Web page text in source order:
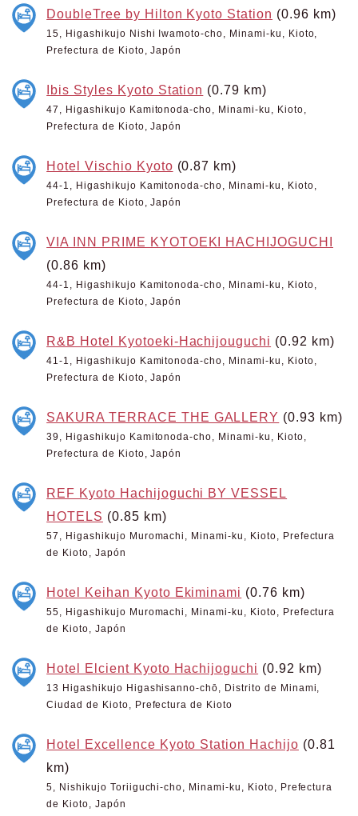
DoubleTree by Hilton Kyoto Station (0.96 km)
15, Higashikujo Nishi Iwamoto-cho, Minami-ku, Kioto,
Prefectura de Kioto, Japón
Ibis Styles Kyoto Station (0.79 km)
47, Higashikujo Kamitonoda-cho, Minami-ku, Kioto,
Prefectura de Kioto, Japón
Hotel Vischio Kyoto (0.87 km)
44-1, Higashikujo Kamitonoda-cho, Minami-ku, Kioto,
Prefectura de Kioto, Japón
VIA INN PRIME KYOTOEKI HACHIJOGUCHI
(0.86 km)
44-1, Higashikujo Kamitonoda-cho, Minami-ku, Kioto,
Prefectura de Kioto, Japón
R&B Hotel Kyotoeki-Hachijouguchi (0.92 km)
41-1, Higashikujo Kamitonoda-cho, Minami-ku, Kioto,
Prefectura de Kioto, Japón
SAKURA TERRACE THE GALLERY (0.93 km)
39, Higashikujo Kamitonoda-cho, Minami-ku, Kioto,
Prefectura de Kioto, Japón
REF Kyoto Hachijoguchi BY VESSEL
HOTELS (0.85 km)
57, Higashikujo Muromachi, Minami-ku, Kioto, Prefectura
de Kioto, Japón
Hotel Keihan Kyoto Ekiminami (0.76 km)
55, Higashikujo Muromachi, Minami-ku, Kioto, Prefectura
de Kioto, Japón
Hotel Elcient Kyoto Hachijoguchi (0.92 km)
13 Higashikujo Higashisanno-chō, Distrito de Minami,
Ciudad de Kioto, Prefectura de Kioto
Hotel Excellence Kyoto Station Hachijo (0.81
km)
5, Nishikujo Toriiguchi-cho, Minami-ku, Kioto, Prefectura
de Kioto, Japón